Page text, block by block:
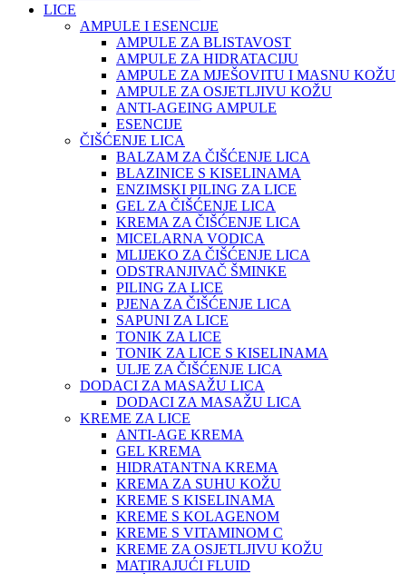
LICE
AMPULE I ESENCIJE
AMPULE ZA BLISTAVOST
AMPULE ZA HIDRATACIJU
AMPULE ZA MJEŠOVITU I MASNU KOŽU
AMPULE ZA OSJETLJIVU KOŽU
ANTI-AGEING AMPULE
ESENCIJE
ČIŠĆENJE LICA
BALZAM ZA ČIŠĆENJE LICA
BLAZINICE S KISELINAMA
ENZIMSKI PILING ZA LICE
GEL ZA ČIŠĆENJE LICA
KREMA ZA ČIŠĆENJE LICA
MICELARNA VODICA
MLIJEKO ZA ČIŠĆENJE LICA
ODSTRANJIVAČ ŠMINKE
PILING ZA LICE
PJENA ZA ČIŠĆENJE LICA
SAPUNI ZA LICE
TONIK ZA LICE
TONIK ZA LICE S KISELINAMA
ULJE ZA ČIŠĆENJE LICA
DODACI ZA MASAŽU LICA
DODACI ZA MASAŽU LICA
KREME ZA LICE
ANTI-AGE KREMA
GEL KREMA
HIDRATANTNA KREMA
KREMA ZA SUHU KOŽU
KREME S KISELINAMA
KREME S KOLAGENOM
KREME S VITAMINOM C
KREME ZA OSJETLJIVU KOŽU
MATIRAJUĆI FLUID